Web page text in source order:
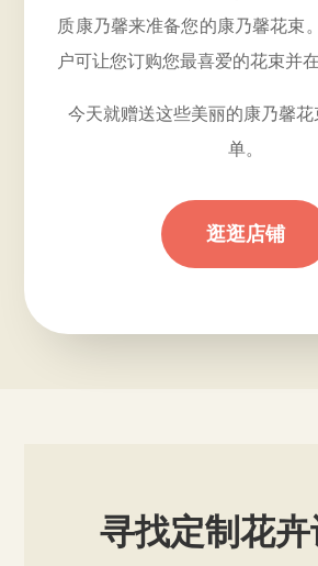
质康乃馨来准备您的康乃馨花束
户可让您订购您最喜爱的花束并
今天就赠送这些美丽的康乃馨
单。
逛逛店铺
寻找定制花卉